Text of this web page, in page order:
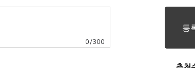
0 /300